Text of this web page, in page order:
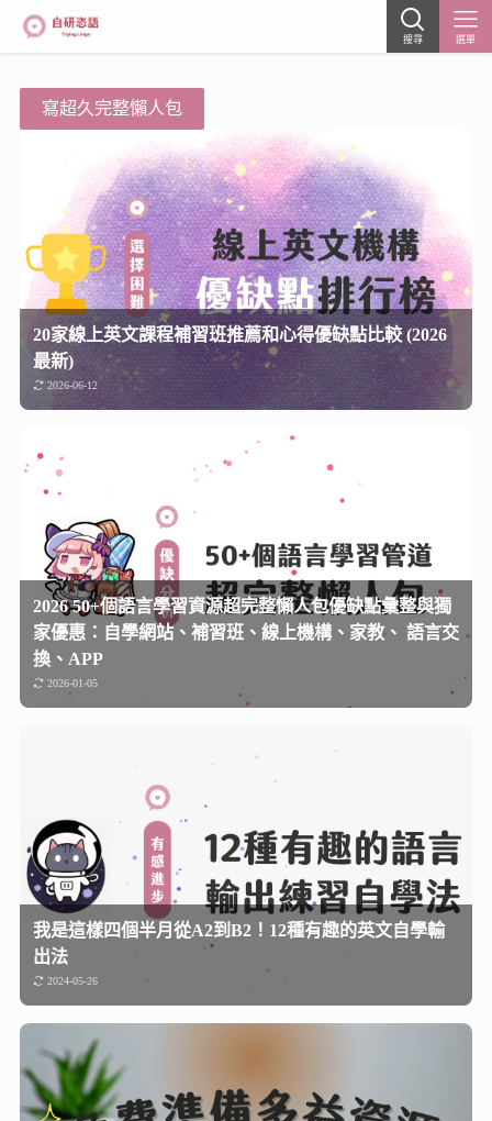
搜尋 選單
寫超久完整懶人包
20家線上英文課程補習班推薦和心得優缺點比較 (2026
最新)
2026-06-12
2026 50+個語言學習資源超完整懶人包優缺點彙整與獨
家優惠：自學網站、補習班、線上機構、家教、 語言交
換、APP
2026-01-05
我是這樣四個半月從A2到B2！12種有趣的英文自學輸
出法
2024-05-26